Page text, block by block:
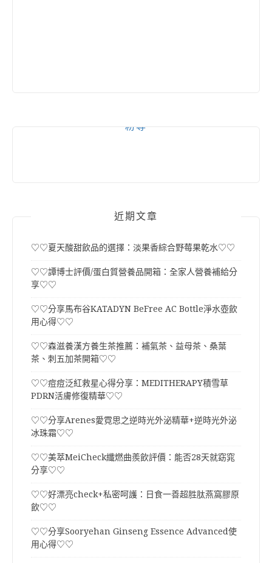
粉專
近期文章
♡♡夏天酸甜飲品的選擇：淡果香綜合野莓果乾水♡♡
♡♡譚博士評價/蛋白質營養品開箱：全家人營養補給分
享♡♡
♡♡分享馬布谷KATADYN BeFree AC Bottle淨水壺飲
用心得♡♡
♡♡森滋養漢方養生茶推薦：補氣茶、益母茶、桑葉
茶、刺五加茶開箱♡♡
♡♡痘痘泛紅救星心得分享：MEDITHERAPY積雪草
PDRN活膚修復精華♡♡
♡♡分享Arenes愛霓思之逆時光外泌精華+逆時光外泌
冰珠霜♡♡
♡♡美萃MeiCheck纖燃曲羨飲評價：能否28天就窈窕
分享♡♡
♡♡好漂亮check+私密呵護：日食一善超胜肽燕窩膠原
飲♡♡
♡♡分享Sooryehan Ginseng Essence Advanced使
用心得♡♡